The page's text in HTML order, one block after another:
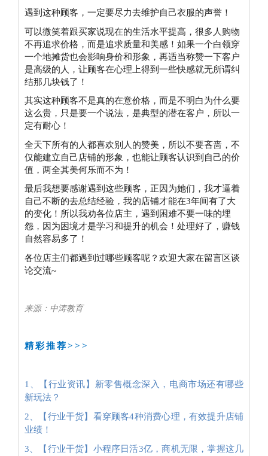
遇到这种顾客，一定要尽力去维护自己衣服的声誉！
可以微笑着跟买家说现在的生活水平提高，很多人购物
不再追求价格，而是追求质量和美感！如果一个白领穿
一个地摊货也会影响身价和形象，再适当称赞一下客户
是高级的人，让顾客在心理上得到一些快感就无所谓纠
结那几块钱了！
其实这种顾客不是真的在意价格，而是不明白为什么要
这么贵，只是要一个说法，是典型的潜在客户，所以一
定有耐心！
全天下所有的人都喜欢别人的赞美，所以不要吝啬，不
仅能建立自己店铺的形象，也能让顾客认识到自己的价
值，两全其美何乐而不为！
最后我想要感谢遇到这些顾客，正因为她们，我才逼着
自己不断的去总结经验，我的店铺才能在3年间有了大
的变化！所以我劝各位店主，遇到困难不要一味的埋
怨，因为困境才是学习和提升的机会！处理好了，赚钱
自然容易多了！
各位店主们都遇到过哪些顾客呢？欢迎大家在留言区谈
论交流~
来源：中涛教育
精彩推荐>>>
1、【行业资讯】新零售概念深入，电商市场还有哪些
新玩法？
2、【行业干货】看穿顾客4种消费心理，有效提升店铺
业绩！
3、【行业干货】小程序日活3亿，商机无限，掌握这几